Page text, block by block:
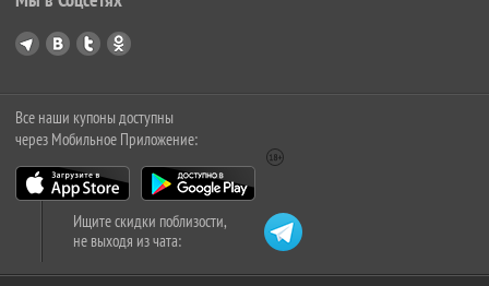
Все наши купоны доступны
через Мобильное Приложение:
Ищите скидки поблизости,
не выходя из чата: